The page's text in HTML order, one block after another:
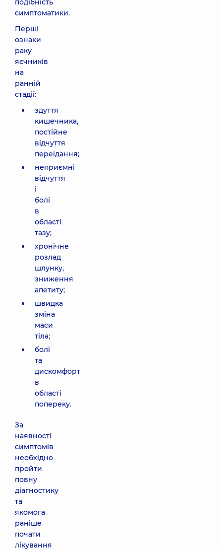
подібність
симптоматики.
Перші
ознаки
раку
яєчників
на
ранній
стадії:
здуття
кишечника,
постійне
відчуття
переїдання;
неприємні
відчуття
і
болі
в
області
тазу;
хронічне
розлад
шлунку,
зниження
апетиту;
швидка
зміна
маси
тіла;
болі
та
дискомфорт
в
області
попереку.
За
наявності
симптомів
необхідно
пройти
повну
діагностику
та
якомога
раніше
почати
лікування